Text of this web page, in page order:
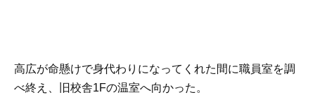
高広が命懸けで身代わりになってくれた間に職員室を調
べ終え、旧校舎1Fの温室へ向かった。